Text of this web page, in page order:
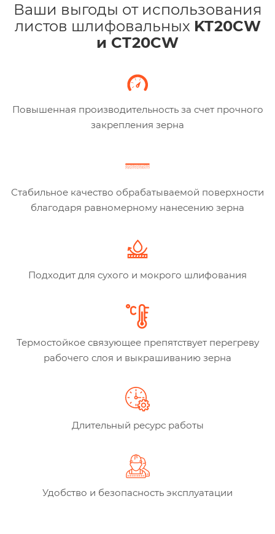
Ваши выгоды от использования
листов шлифовальных KT20CW
и CT20CW
Повышенная производительность за счет прочного
закрепления зерна
Стабильное качество обрабатываемой поверхности
благодаря равномерному нанесению зерна
Подходит для сухого и мокрого шлифования
Термостойкое связующее препятствует перегреву
рабочего слоя и выкрашиванию зерна
Длительный ресурс работы
Удобство и безопасность эксплуатации